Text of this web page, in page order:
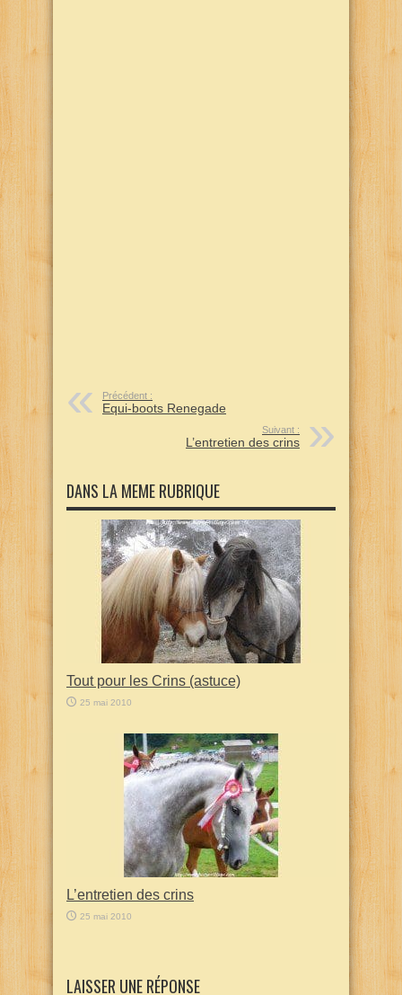
Précédent :
Equi-boots Renegade
Suivant :
L’entretien des crins
DANS LA MEME RUBRIQUE
Tout pour les Crins (astuce)
25 mai 2010
L’entretien des crins
25 mai 2010
LAISSER UNE RÉPONSE